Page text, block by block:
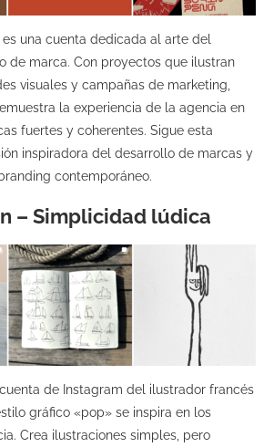
es una cuenta dedicada al arte del
de marca. Con proyectos que ilustran
visuales y campañas de marketing,
la experiencia de la agencia en
fuertes y coherentes. Sigue esta
inspiradora del desarrollo de marcas y
contemporáneo.
– Simplicidad lúdica
de Instagram del ilustrador francés
gráfico «pop» se inspira en los
Crea ilustraciones simples, pero